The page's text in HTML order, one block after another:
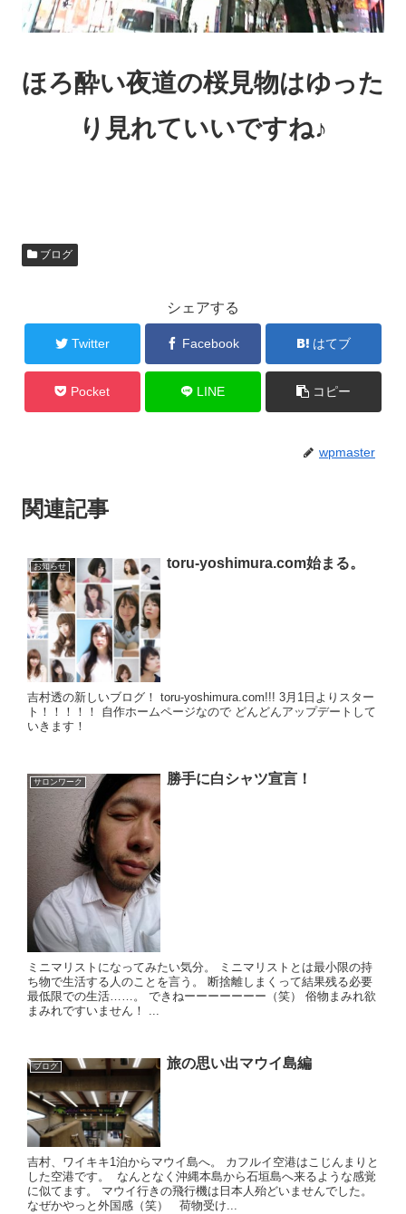
ほろ酔い夜道の桜見物はゆった
り見れていいですね♪
ブログ
シェアする
Twitter Facebook はてブ
Pocket LINE コピー
wpmaster
関連記事
お知らせ toru-yoshimura.com始まる。
吉村透の新しいブログ！ toru-yoshimura.com!!! 3月1日よりスター
ト！！！！！ 自作ホームページなので どんどんアップデートして
いきます！
サロンワーク 勝手に白シャツ宣言！
ミニマリストになってみたい気分。 ミニマリストとは最小限の持
ち物で生活する人のことを言う。 断捨離しまくって結果残る必要
最低限での生活……。 できねーーーーーーー（笑） 俗物まみれ欲
まみれですいません！ ...
ブログ 旅の思い出マウイ島編
吉村、ワイキキ1泊からマウイ島へ。 カフルイ空港はこじんまりと
した空港です。 なんとなく沖縄本島から石垣島へ来るような感覚
に似てます。 マウイ行きの飛行機は日本人殆どいませんでした。
なぜかやっと外国感（笑） 荷物受け...